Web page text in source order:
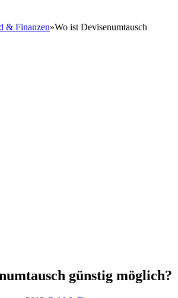
& Finanzen»Wo ist Devisenumtausch
günstig möglich?